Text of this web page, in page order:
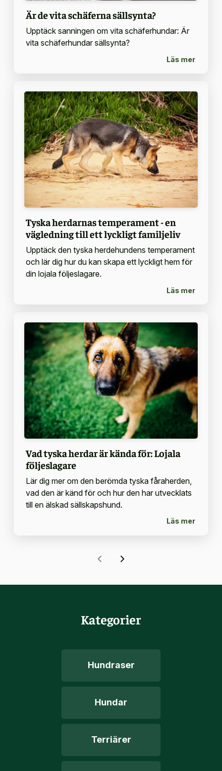
Är de vita schäferna sällsynta?
Upptäck sanningen om vita schäferhundar: Är
vita schäferhundar sällsynta?
Läs mer
Tyska herdarnas temperament - en
vägledning till ett lyckligt familjeliv
Upptäck den tyska herdehundens temperament
och lär dig hur du kan skapa ett lyckligt hem för
din lojala följeslagare.
Läs mer
Vad tyska herdar är kända för: Lojala
följeslagare
Lär dig mer om den berömda tyska fåraherden,
vad den är känd för och hur den har utvecklats
till en älskad sällskapshund.
Läs mer
Kategorier
Hundraser
Hundar
Terriärer